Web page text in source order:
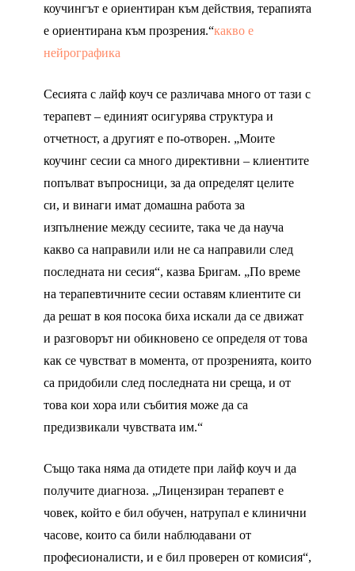
коучингът е ориентиран към действия, терапията
е ориентирана към прозрения.“какво е
нейрографика
Сесията с лайф коуч се различава много от тази с
терапевт – единият осигурява структура и
отчетност, а другият е по-отворен. „Моите
коучинг сесии са много директивни – клиентите
попълват въпросници, за да определят целите
си, и винаги имат домашна работа за
изпълнение между сесиите, така че да науча
какво са направили или не са направили след
последната ни сесия“, казва Бригам. „По време
на терапевтичните сесии оставям клиентите си
да решат в коя посока биха искали да се движат
и разговорът ни обикновено се определя от това
как се чувстват в момента, от прозренията, които
са придобили след последната ни среща, и от
това кои хора или събития може да са
предизвикали чувствата им.“
Също така няма да отидете при лайф коуч и да
получите диагноза. „Лицензиран терапевт е
човек, който е бил обучен, натрупал е клинични
часове, които са били наблюдавани от
професионалисти, и е бил проверен от комисия“,